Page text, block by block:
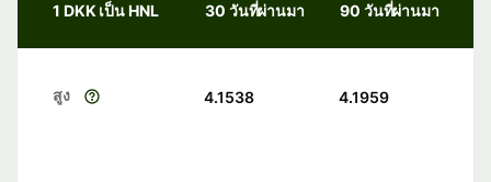
1 DKK เป็น HNL 30 วันที่ผ่านมา 90 วันที่ผ่านมา
สูง 4.1538 4.1959